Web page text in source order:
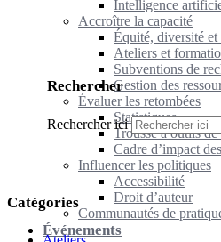
Intelligence
Accroître la capacité
Équité, diversité
Ateliers et
Subventions de
Gestion des
Évaluer les retombées
Statistiques
Trousse à outils
Cadre d’impact
Influencer les politiques
Accessibilité
Droit d’auteur
Communautés de
Événements
Rechercher
Rechercher ici
Catégories